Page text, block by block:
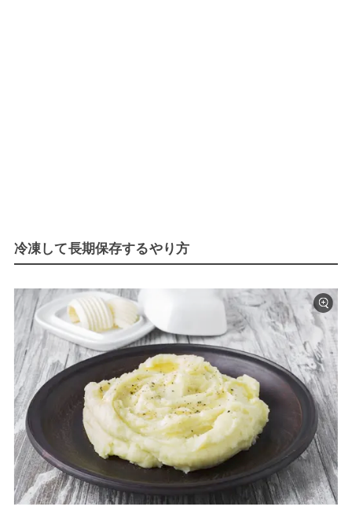
冷凍して長期保存するやり方